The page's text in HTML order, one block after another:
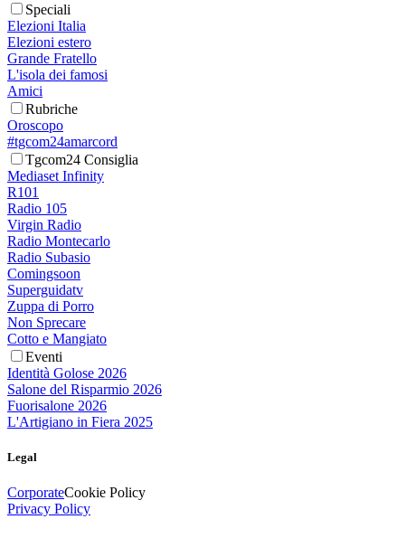
Speciali
Elezioni Italia
Elezioni estero
Grande Fratello
L'isola dei famosi
Amici
Rubriche
Oroscopo
#tgcom24amarcord
Tgcom24 Consiglia
Mediaset Infinity
R101
Radio 105
Virgin Radio
Radio Montecarlo
Radio Subasio
Comingsoon
Superguidatv
Zuppa di Porro
Non Sprecare
Cotto e Mangiato
Eventi
Identità Golose 2026
Salone del Risparmio 2026
Fuorisalone 2026
L'Artigiano in Fiera 2025
Legal
CorporateCookie Policy
Privacy Policy